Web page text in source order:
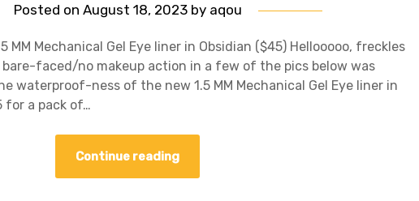
Posted on August 18, 2023by aqou
MM Mechanical Gel Eye liner in Obsidian ($45) Hellooooo, freckles
bare-faced/no makeup action in a few of the pics below was
waterproof-ness of the new 1.5 MM Mechanical Gel Eye liner in
for a pack of…
Continue reading